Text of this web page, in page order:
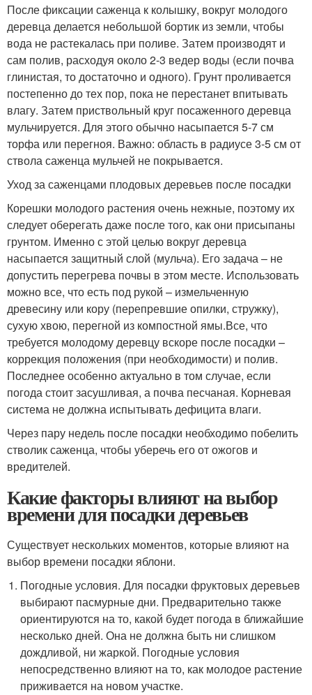
После фиксации саженца к колышку, вокруг молодого
деревца делается небольшой бортик из земли, чтобы
вода не растекалась при поливе. Затем производят и
сам полив, расходуя около 2-3 ведер воды (если почва
глинистая, то достаточно и одного). Грунт проливается
постепенно до тех пор, пока не перестанет впитывать
влагу. Затем приствольный круг посаженного деревца
мульчируется. Для этого обычно насыпается 5-7 см
торфа или перегноя. Важно: область в радиусе 3-5 см от
ствола саженца мульчей не покрывается.
Уход за саженцами плодовых деревьев после посадки
Корешки молодого растения очень нежные, поэтому их
следует оберегать даже после того, как они присыпаны
грунтом. Именно с этой целью вокруг деревца
насыпается защитный слой (мульча). Его задача – не
допустить перегрева почвы в этом месте. Использовать
можно все, что есть под рукой – измельченную
древесину или кору (перепревшие опилки, стружку),
сухую хвою, перегной из компостной ямы.Все, что
требуется молодому деревцу вскоре после посадки –
коррекция положения (при необходимости) и полив.
Последнее особенно актуально в том случае, если
погода стоит засушливая, а почва песчаная. Корневая
система не должна испытывать дефицита влаги.
Через пару недель после посадки необходимо побелить
стволик саженца, чтобы уберечь его от ожогов и
вредителей.
Какие факторы влияют на выбор
времени для посадки деревьев
Существует нескольких моментов, которые влияют на
выбор времени посадки яблони.
Погодные условия. Для посадки фруктовых деревьев
выбирают пасмурные дни. Предварительно также
ориентируются на то, какой будет погода в ближайшие
несколько дней. Она не должна быть ни слишком
дождливой, ни жаркой. Погодные условия
непосредственно влияют на то, как молодое растение
приживается на новом участке.